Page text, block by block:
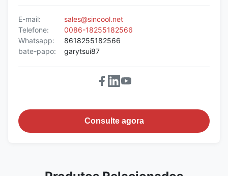
E-mail:
sales@sincool.net
Telefone:
0086-18255182566
Whatsapp:
8618255182566
bate-papo:
garytsui87
Consulte agora